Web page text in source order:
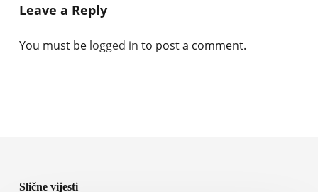
Leave a Reply
You must be logged in to post a comment.
Slične vijesti